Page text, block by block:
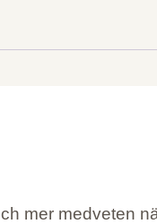
mer medveten